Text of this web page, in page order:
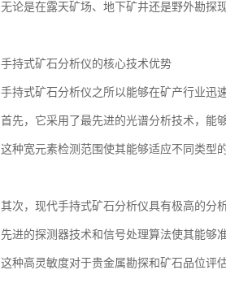
无论是在露天矿场、地下矿井还是野外勘探
手持式矿石分析仪的核心技术优势
手持式矿石分析仪之所以能够在矿产行业迅
首先，它采用了最先进的光谱分析技术，能
这种宽元素检测范围使其能够适应不同类型
其次，现代手持式矿石分析仪具有极高的分
先进的探测器技术和信号处理算法使其能够
这种高灵敏度对于贵金属勘探和矿石品位评